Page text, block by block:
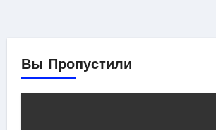
Вы Пропустили